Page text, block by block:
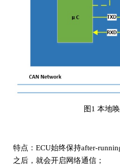
图1 本地
特点：ECU始终保持after-
之后，就会开启网络通信；